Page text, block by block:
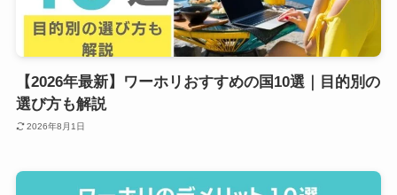
【2026年最新】ワーホリおすすめの国10選｜目的別の
選び方も解説
2026年8月1日